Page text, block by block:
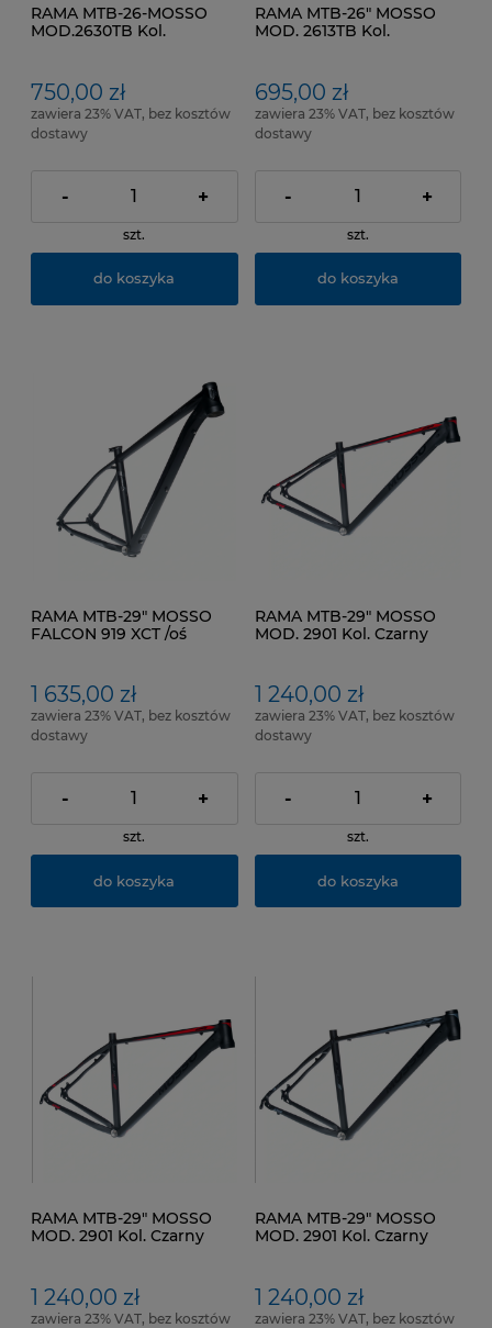
RAMA MTB-26-MOSSO
MOD.2630TB Kol.
750,00 zł
zawiera 23% VAT, bez kosztów
dostawy
- +
szt.
do koszyka
RAMA MTB-26" MOSSO
MOD. 2613TB Kol.
695,00 zł
zawiera 23% VAT, bez kosztów
dostawy
- +
szt.
do koszyka
RAMA MTB-29" MOSSO
FALCON 919 XCT /oś
19"
1 635,00 zł
zawiera 23% VAT, bez kosztów
dostawy
- +
szt.
do koszyka
RAMA MTB-29" MOSSO
MOD. 2901 Kol. Czarny
1 240,00 zł
zawiera 23% VAT, bez kosztów
dostawy
- +
szt.
do koszyka
RAMA MTB-29" MOSSO
MOD. 2901 Kol. Czarny
1 240,00 zł
zawiera 23% VAT, bez kosztów
RAMA MTB-29" MOSSO
MOD. 2901 Kol. Czarny
1 240,00 zł
zawiera 23% VAT, bez kosztów